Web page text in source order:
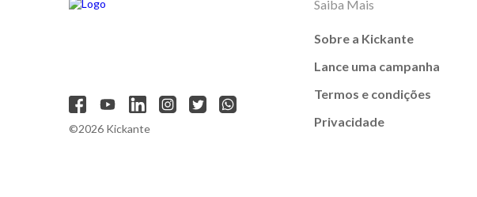
©2026 Kickante
Saiba Mais
Sobre a Kickante
Lance uma campanha
Termos e condições
Privacidade